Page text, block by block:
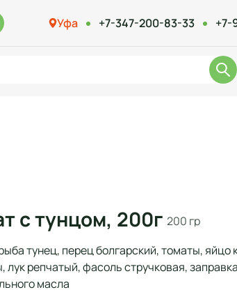
Уфа +7-347-200-83-33 +7-
с тунцом, 200г 200 гр
тунец, перец болгарский, томаты, яйцо
лук репчатый, фасоль стручковая,
масла